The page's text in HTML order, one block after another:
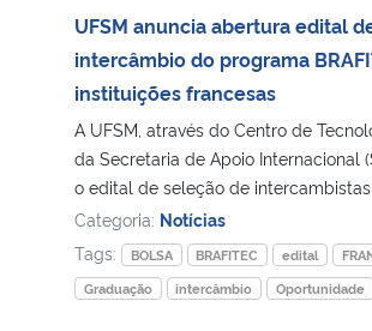
Ministério da Mulher, da Família e dos Direitos
Secretaria de Governo
Gabinete de Segurança Institucional
Advocacia-Geral da União
UFSM anuncia abertura edital
intercâmbio do programa
instituições francesas
A UFSM, através do Centro de
da Secretaria de Apoio Internacional
o edital de seleção de intercambistas
Categoria: Notícias
Tags:
BOLSA BRAFITEC edital
Graduação
intercâmbio Oportunidade